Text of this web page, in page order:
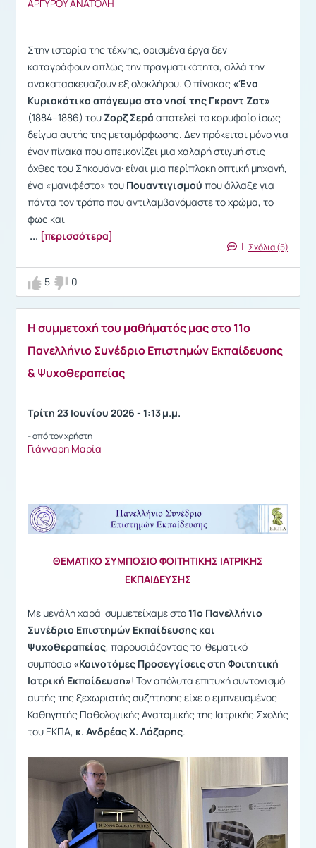
ΑΡΓΥΡΟΥ ΑΝΑΤΟΛΗ
Στην ιστορία της τέχνης, ορισμένα έργα δεν
καταγράφουν απλώς την πραγματικότητα, αλλά την
ανακατασκευάζουν εξ ολοκλήρου. Ο πίνακας «Ένα
Κυριακάτικο απόγευμα στο νησί της Γκραντ Ζατ»
(1884–1886) τουΖορζ Σερά αποτελεί το κορυφαίο ίσως
δείγμα αυτής της μεταμόρφωσης. Δεν πρόκειται μόνο για
έναν πίνακα που απεικονίζει μια χαλαρή στιγμή στις
όχθες του Σηκουάνα· είναι μια περίπλοκη οπτική μηχανή,
ένα «μανιφέστο» του Πουαντιγισμού που άλλαξε για
πάντα τον τρόπο που αντιλαμβανόμαστε το χρώμα, το
φως και
... [περισσότερα]
| Σχόλια (5)
5 0
Η συμμετοχή του μαθήματός μας στο 11ο
Πανελλήνιο Συνέδριο Επιστημών Εκπαίδευσης
& Ψυχοθεραπείας
Τρίτη 23 Ιουνίου 2026 - 1:13 μ.μ.
- από τον χρήστη
Γιάνναρη Μαρία
ΘΕΜΑΤΙΚΟ ΣΥΜΠΟΣΙΟ ΦΟΙΤΗΤΙΚΗΣ ΙΑΤΡΙΚΗΣ
ΕΚΠΑΙΔΕΥΣΗΣ
Με μεγάλη χαρά συμμετείχαμε στο11ο Πανελλήνιο
Συνέδριο Επιστημών Εκπαίδευσης και
Ψυχοθεραπείας, παρουσιάζοντας το θεματικό
συμπόσιο «Καινοτόμες Προσεγγίσεις στη Φοιτητική
Ιατρική Εκπαίδευση»! Τον απόλυτα επιτυχή συντονισμό
αυτής της ξεχωριστής συζήτησης είχε ο εμπνευσμένος
Καθηγητής Παθολογικής Ανατομικής της Ιατρικής Σχολής
του ΕΚΠΑ, κ. Ανδρέας Χ. Λάζαρης.